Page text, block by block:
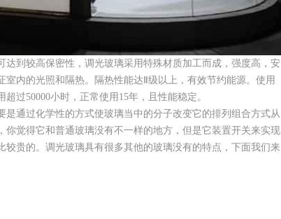
到较高保密性，调光玻璃采用特殊材质加工而成，强度高，安
内的光照和隔热。隔热性能达Ⅱ级以上，有效节约能源。使用
过50000小时，正常使用15年，且性能稳定。
通过化学性的方式使玻璃当中的分子改变它的排列组合方式从
觉得它和普通玻璃没有不一样的地方，但是它装置开关来实现
贵的。调光玻璃具有很多其他的玻璃没有的特点，下面我们来